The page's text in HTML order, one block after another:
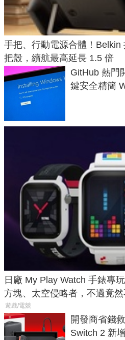
手把、行動電源合體！Belkin
把殼，續航最高延長 1.5 倍
GitHub 熱門
鍵安全精簡
日廠 My Play Watch 手錶專
方塊、太空侵略者，不過竟然
遊戲/電競
開發商省錢
Switch 2 新